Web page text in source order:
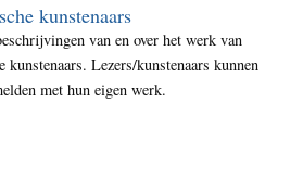
kunstenaars
van en over het werk van
kunstenaars. Lezers/kunstenaars kunnen
met hun eigen werk.